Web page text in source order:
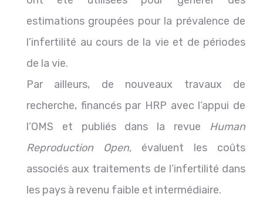
estimations groupées pour la prévalence de
l’infertilité au cours de la vie et de périodes
de la vie.
Par ailleurs, de nouveaux travaux de
recherche, financés par HRP avec l’appui de
l’OMS et publiés dans la revue Human
Reproduction Open, évaluent les coûts
associés aux traitements de l’infertilité dans
les pays à revenu faible et intermédiaire.